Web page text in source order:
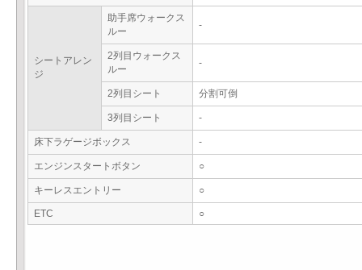
シートアレン
ジ
助手席ウォークス
ルー
-
2列目ウォークス
ルー
-
2列目シート 分割可倒
3列目シート -
床下ラゲージボックス -
エンジンスタートボタン ○
キーレスエントリー ○
ETC ○